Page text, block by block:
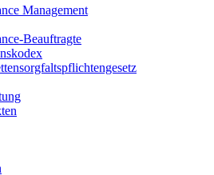
Management
Beauftragte